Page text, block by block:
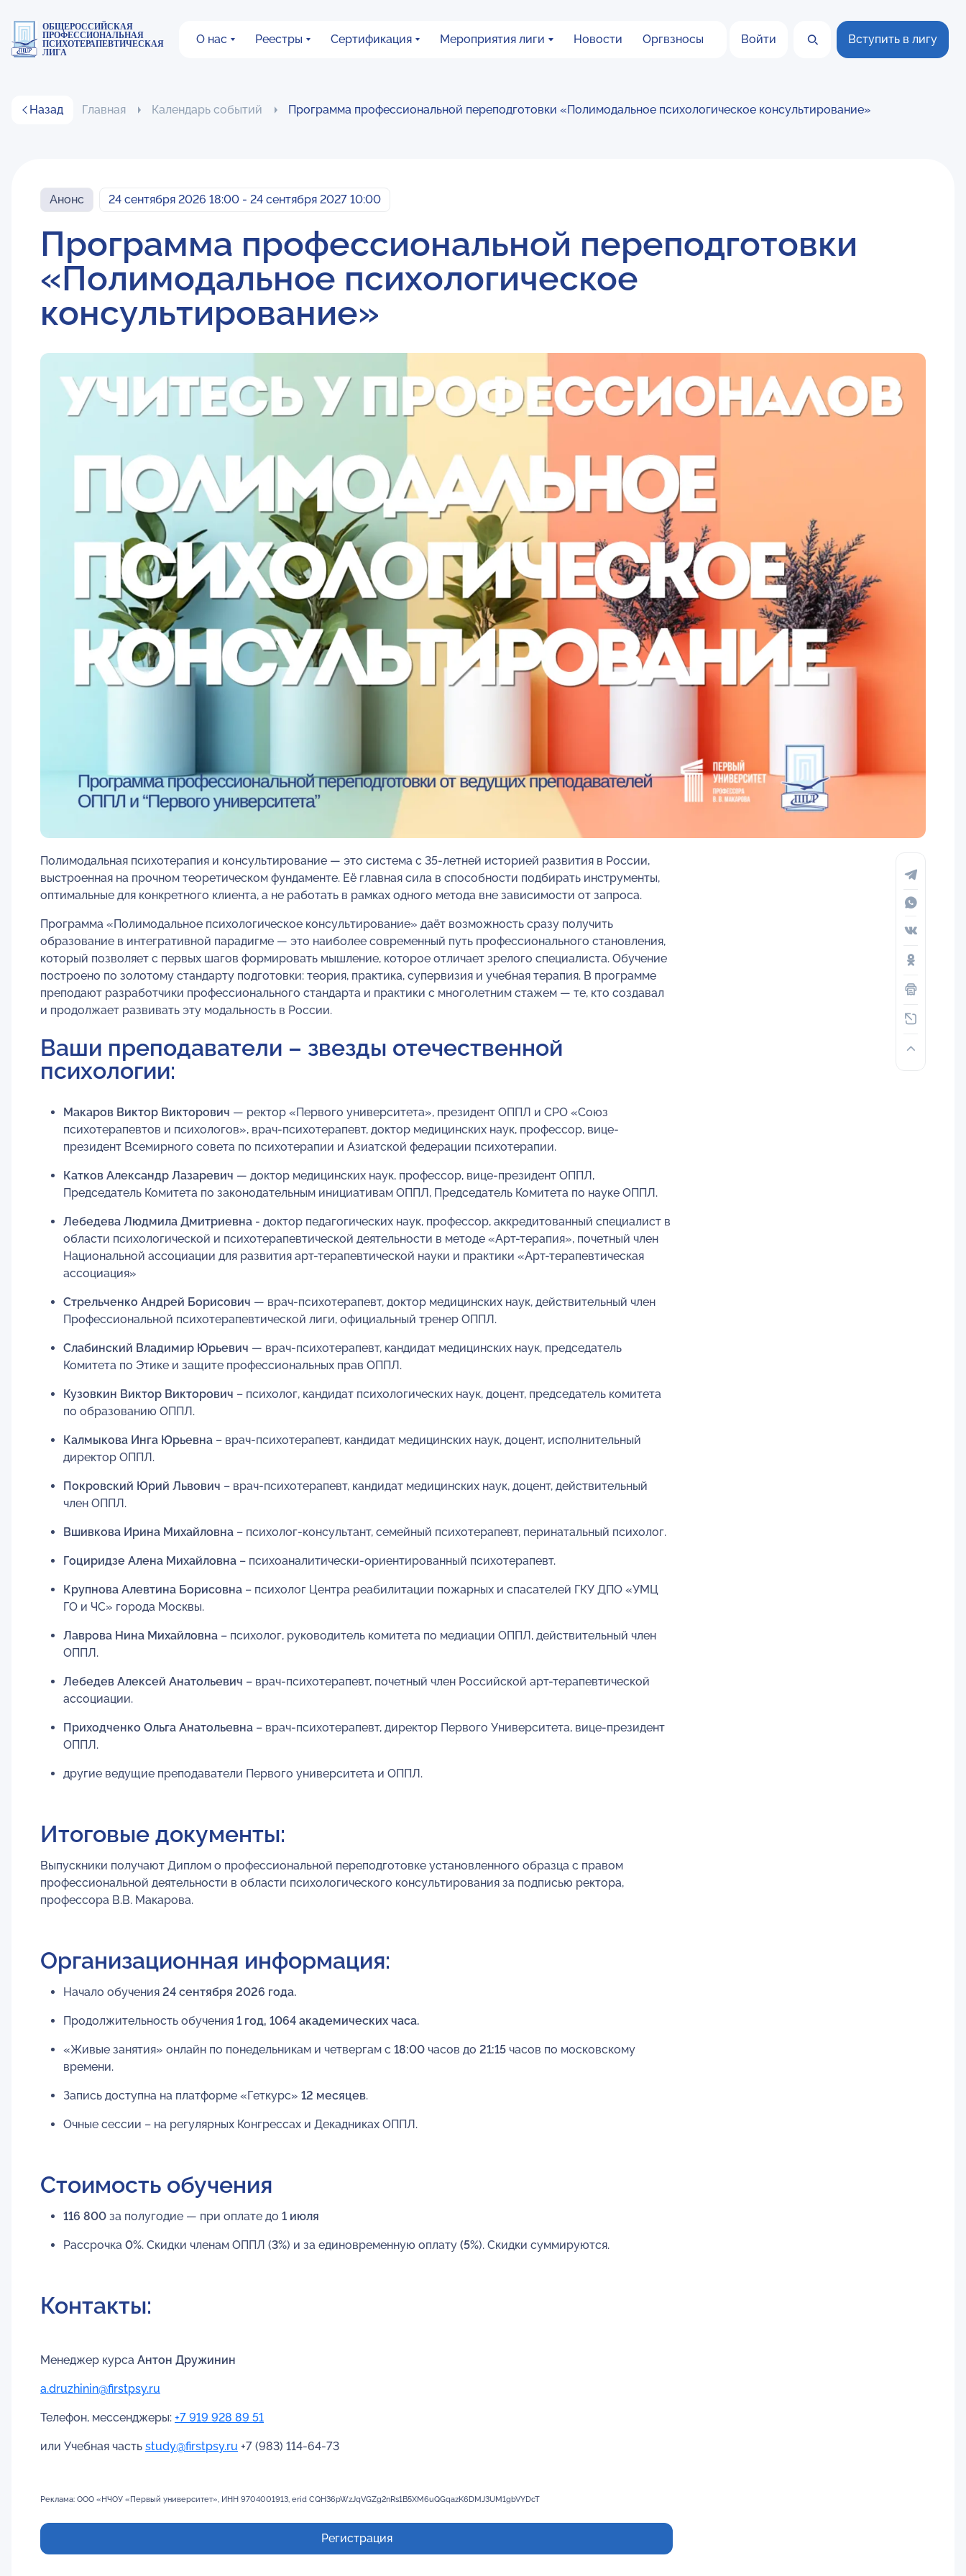
ОБЩЕРОССИЙСКАЯ
ПРОФЕССИОНАЛЬНАЯ
ПСИХОТЕРАПЕВТИЧЕСКАЯ
ЛИГА
О нас Реестры Сертификация Мероприятия лиги Новости Оргвзносы Войти Вступить в лигу
Назад Главная Календарь событий Программа профессиональной переподготовки «Полимодальное психологическое консультирование»
Анонс 24 сентября 2026 18:00 - 24 сентября 2027 10:00
Программа профессиональной переподготовки
«Полимодальное психологическое
консультирование»
Полимодальная психотерапия и консультирование — это система с 35-летней историей развития в России,
выстроенная на прочном теоретическом фундаменте. Её главная сила в способности подбирать инструменты,
оптимальные для конкретного клиента, а не работать в рамках одного метода вне зависимости от запроса.
Программа «Полимодальное психологическое консультирование» даёт возможность сразу получить
образование в интегративной парадигме — это наиболее современный путь профессионального становления,
который позволяет с первых шагов формировать мышление, которое отличает зрелого специалиста. Обучение
построено по золотому стандарту подготовки: теория, практика, супервизия и учебная терапия. В программе
преподают разработчики профессионального стандарта и практики с многолетним стажем — те, кто создавал
и продолжает развивать эту модальность в России.
Ваши преподаватели – звезды отечественной
психологии:
Макаров Виктор Викторович — ректор «Первого университета», президент ОППЛ и СРО «Союз
психотерапевтов и психологов», врач-психотерапевт, доктор медицинских наук, профессор, вице-
президент Всемирного совета по психотерапии и Азиатской федерации психотерапии.
Катков Александр Лазаревич — доктор медицинских наук, профессор, вице-президент ОППЛ,
Председатель Комитета по законодательным инициативам ОППЛ, Председатель Комитета по науке ОППЛ.
Лебедева Людмила Дмитриевна - доктор педагогических наук, профессор, аккредитованный специалист в
области психологической и психотерапевтической деятельности в методе «Арт-терапия», почетный член
Национальной ассоциации для развития арт-терапевтической науки и практики «Арт-терапевтическая
ассоциация»
Стрельченко Андрей Борисович — врач-психотерапевт, доктор медицинских наук, действительный член
Профессиональной психотерапевтической лиги, официальный тренер ОППЛ.
Слабинский Владимир Юрьевич — врач-психотерапевт, кандидат медицинских наук, председатель
Комитета по Этике и защите профессиональных прав ОППЛ.
Кузовкин Виктор Викторович – психолог, кандидат психологических наук, доцент, председатель комитета
по образованию ОППЛ.
Калмыкова Инга Юрьевна – врач-психотерапевт, кандидат медицинских наук, доцент, исполнительный
директор ОППЛ.
Покровский Юрий Львович – врач-психотерапевт, кандидат медицинских наук, доцент, действительный
член ОППЛ.
Вшивкова Ирина Михайловна – психолог-консультант, семейный психотерапевт, перинатальный психолог.
Гоциридзе Алена Михайловна – психоаналитически-ориентированный психотерапевт.
Крупнова Алевтина Борисовна – психолог Центра реабилитации пожарных и спасателей ГКУ ДПО «УМЦ
ГО и ЧС» города Москвы.
Лаврова Нина Михайловна – психолог, руководитель комитета по медиации ОППЛ, действительный член
ОППЛ.
Лебедев Алексей Анатольевич – врач-психотерапевт, почетный член Российской арт-терапевтической
ассоциации.
Приходченко Ольга Анатольевна – врач-психотерапевт, директор Первого Университета, вице-президент
ОППЛ.
другие ведущие преподаватели Первого университета и ОППЛ.
Итоговые документы:
Выпускники получают Диплом о профессиональной переподготовке установленного образца с правом
профессиональной деятельности в области психологического консультирования за подписью ректора,
профессора В.В. Макарова.
Организационная информация:
Начало обучения 24 сентября 2026 года.
Продолжительность обучения 1 год, 1064 академических часа.
«Живые занятия» онлайн по понедельникам и четвергам с 18:00 часов до 21:15 часов по московскому
времени.
Запись доступна на платформе «Геткурс» 12 месяцев.
Очные сессии – на регулярных Конгрессах и Декадниках ОППЛ.
Стоимость обучения
116 800 за полугодие — при оплате до 1 июля
Рассрочка 0%. Скидки членам ОППЛ (3%) и за единовременную оплату (5%). Скидки суммируются.
Контакты:
Менеджер курса Антон Дружинин
a.druzhinin@firstpsy.ru
Телефон, мессенджеры: +7 919 928 89 51
или Учебная часть study@firstpsy.ru +7 (983) 114-64-73
Реклама: ООО «НЧОУ «Первый университет», ИНН 9704001913, erid CQH36pWzJqVGZg2nRs1B5XM6uQGqazK6DMJ3UM1gbVYDcT
Регистрация